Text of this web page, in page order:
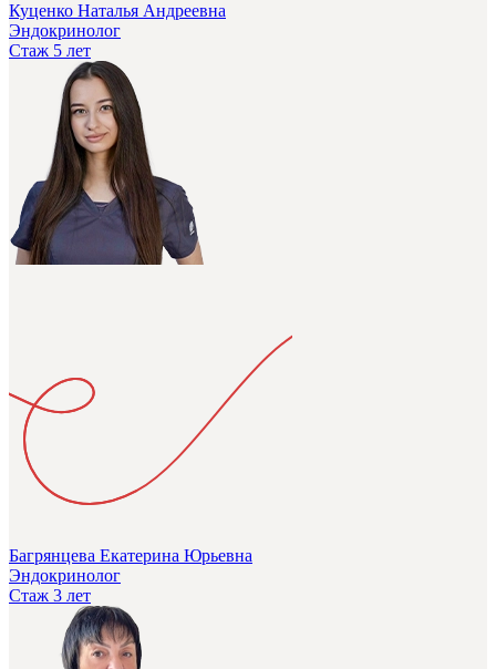
Куценко Наталья Андреевна
Эндокринолог
Стаж 5 лет
Багрянцева Екатерина Юрьевна
Эндокринолог
Стаж 3 лет